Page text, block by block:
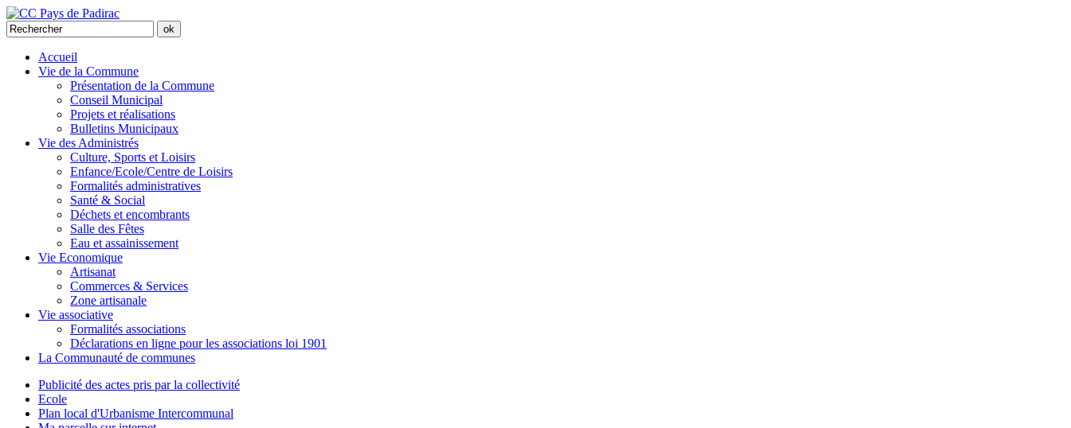
Accueil
Vie de la Commune
Présentation de la Commune
Conseil Municipal
Projets et réalisations
Bulletins Municipaux
Vie des Administrés
Culture, Sports et Loisirs
Enfance/Ecole/Centre de Loisirs
Formalités administratives
Santé & Social
Déchets et encombrants
Salle des Fêtes
Eau et assainissement
Vie Economique
Artisanat
Commerces & Services
Zone artisanale
Vie associative
Formalités associations
Déclarations en ligne pour les associations loi 1901
La Communauté de communes
Publicité des actes pris par la collectivité
Ecole
Plan local d'Urbanisme Intercommunal